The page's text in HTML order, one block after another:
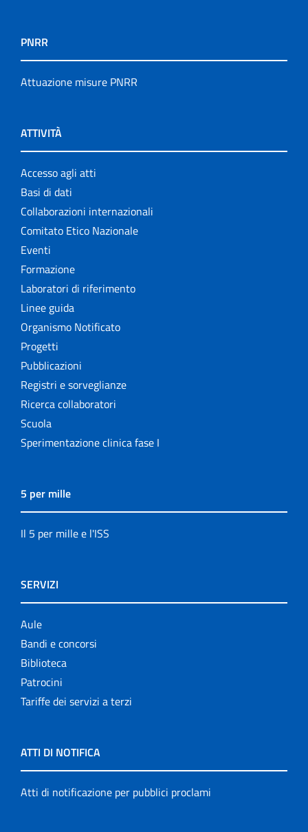
PNRR
Attuazione misure PNRR
ATTIVITÀ
Accesso agli atti
Basi di dati
Collaborazioni internazionali
Comitato Etico Nazionale
Eventi
Formazione
Laboratori di riferimento
Linee guida
Organismo Notificato
Progetti
Pubblicazioni
Registri e sorveglianze
Ricerca collaboratori
Scuola
Sperimentazione clinica fase I
5 per mille
Il 5 per mille e l'ISS
SERVIZI
Aule
Bandi e concorsi
Biblioteca
Patrocini
Tariffe dei servizi a terzi
ATTI DI NOTIFICA
Atti di notificazione per pubblici proclami